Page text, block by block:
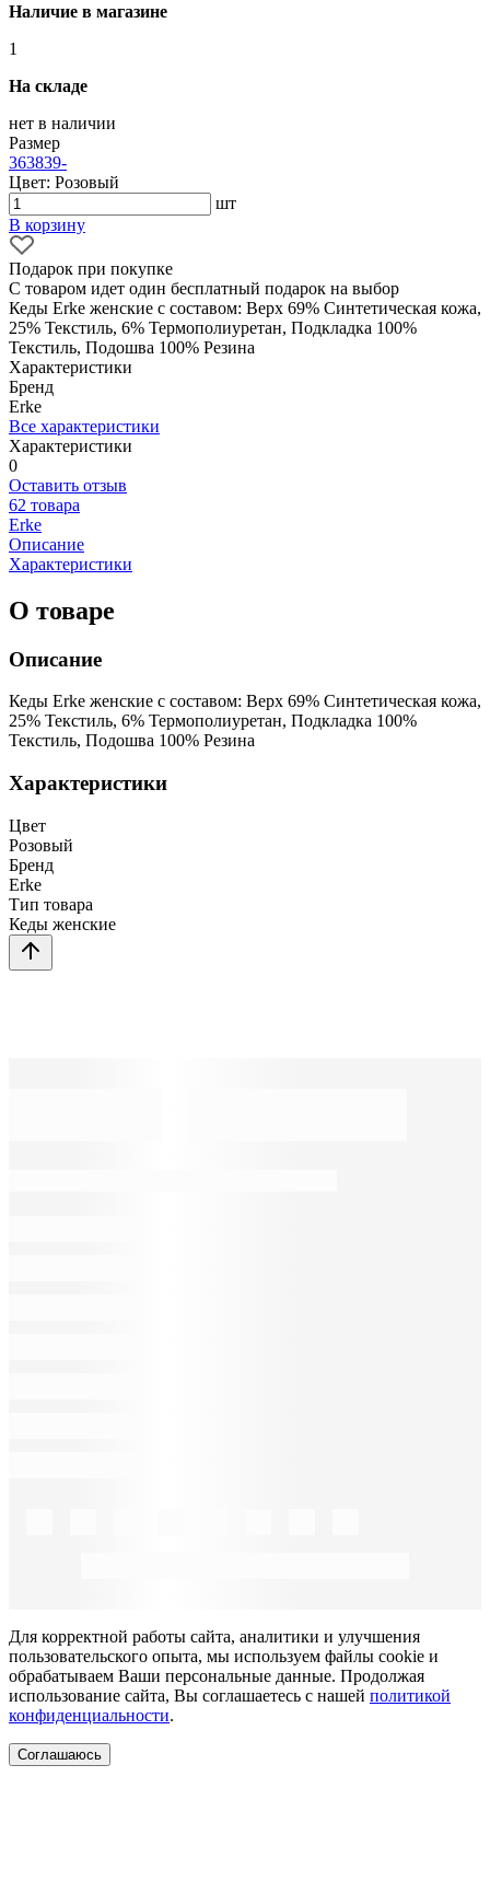
Наличие в магазине
1
На складе
нет в наличии
Размер
363839-
Цвет: Розовый
шт
В корзину
Подарок при покупке
С товаром идет один бесплатный подарок на выбор
Кеды Erke женские с составом: Верх 69% Синтетическая кожа,
25% Текстиль, 6% Термополиуретан, Подкладка 100%
Текстиль, Подошва 100% Резина
Характеристики
Бренд
Erke
Все характеристики
Характеристики
0
Оставить отзыв
62 товара
Erke
Описание
Характеристики
О товаре
Описание
Кеды Erke женские с составом: Верх 69% Синтетическая кожа,
25% Текстиль, 6% Термополиуретан, Подкладка 100%
Текстиль, Подошва 100% Резина
Характеристики
Цвет
Розовый
Бренд
Erke
Тип товара
Кеды женские
Для корректной работы сайта, аналитики и улучшения
пользовательского опыта, мы используем файлы cookie и
обрабатываем Ваши персональные данные. Продолжая
использование сайта, Вы соглашаетесь с нашей политикой
конфиденциальности.
Соглашаюсь